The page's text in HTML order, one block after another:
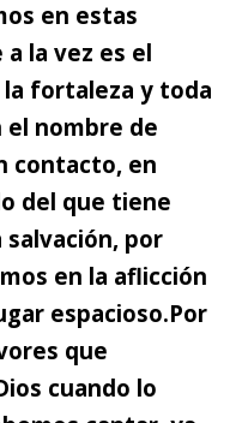
en estas
la vez es el
la fortaleza y toda
el nombre de
contacto, en
del que tiene
por
en la aflicción
espacioso.Por
que
cuando lo